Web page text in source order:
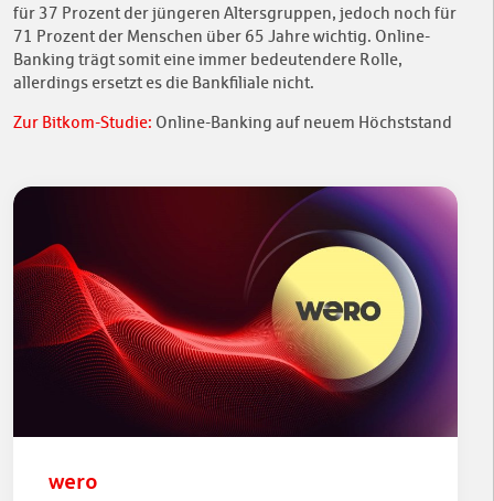
für 37 Prozent der jüngeren Altersgruppen, jedoch noch für
71 Prozent der Menschen über 65 Jahre wichtig. Online-
Banking trägt somit eine immer bedeutendere Rolle,
allerdings ersetzt es die Bankfiliale nicht.
Zur Bitkom-Studie: Online-Banking auf neuem Höchststand
wero